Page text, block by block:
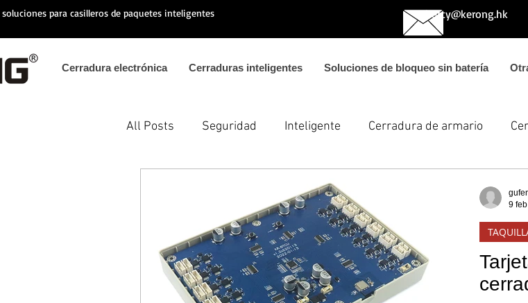
para casilleros de paquetes inteligentes betty@kerong.hk
Cerradura electrónica Cerraduras inteligentes Soluciones de bloqueo sin batería
All Posts Seguridad Inteligente Cerradura de armario
9